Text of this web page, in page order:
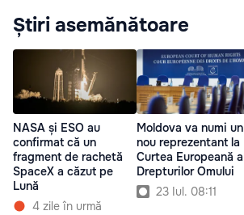
Știri asemănătoare
NASA și ESO au
confirmat că un
fragment de rachetă
SpaceX a căzut pe
Lună
4 zile în urmă
Moldova va numi un
nou reprezentant la
Curtea Europeană a
Drepturilor Omului
23 Iul. 08:11